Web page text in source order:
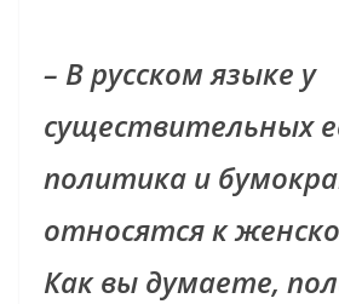
– В русском языке у
существительных
политика и
относятся к
Как вы думаете,